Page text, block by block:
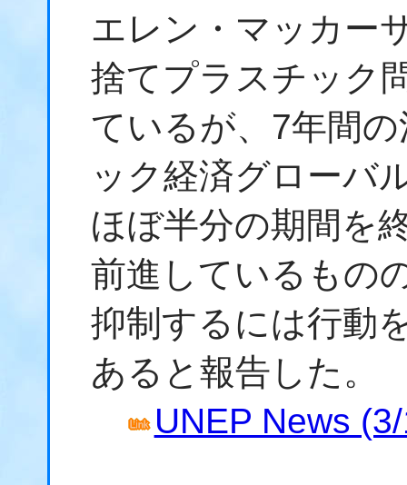
エレン・マッカー
捨てプラスチック
ているが、7年間
ック経済グローバ
ほぼ半分の期間を
前進しているもの
抑制するには行動
あると報告した。
UNEP News